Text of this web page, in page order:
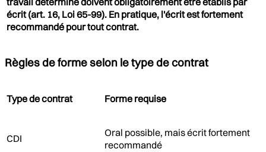
écrit (art. 16, Loi 65-99). En pratique, l'écrit est fortement
recommandé pour tout contrat.
Règles de forme selon le type de contrat
Type de contrat Forme requise
CDI
Oral possible, mais écrit fortement
recommandé